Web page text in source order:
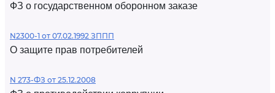
ФЗ о государственном оборонном заказе
N2300-1 от 07.02.1992 ЗППП
О защите прав потребителей
N 273-ФЗ от 25.12.2008